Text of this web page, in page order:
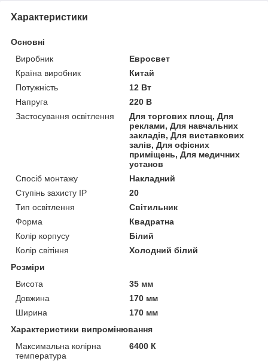
Характеристики
Основні
Виробник
Евросвет
Країна виробник
Китай
Потужність
12 Вт
Напруга
220 В
Застосування освітлення
Для торгових площ, Для
реклами, Для навчальних
закладів, Для виставкових
залів, Для офісних
приміщень, Для медичних
установ
Спосіб монтажу
Накладний
Ступінь захисту IP
20
Тип освітлення
Світильник
Форма
Квадратна
Колір корпусу
Білий
Колір світіння
Холодний білий
Розміри
Висота
35 мм
Довжина
170 мм
Ширина
170 мм
Характеристики випромінювання
Максимальна колірна
температура
6400 К